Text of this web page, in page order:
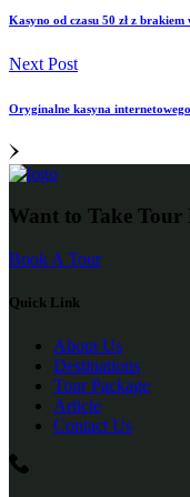
Kasyno od czasu 50 zł z
Next Post
Oryginalne kasyna
Want to Take Tour
Book A Tour
Quick Link
About Us
Destinations
Tour Package
Article
Contact Us